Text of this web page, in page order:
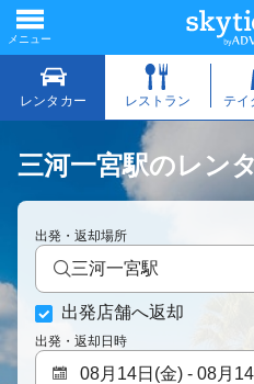
三河一宮駅のレン
出発・返却場所
三河一宮駅
出発店舗へ返却
出発・返却日時